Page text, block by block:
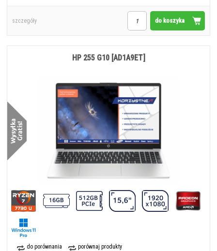
do koszyka
szczegóły
do porównania
porównaj produkty
HP 255 G10 [AD1A9ET]